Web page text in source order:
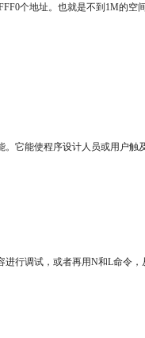
个地址。也就是不到1M的空间
它能使程序设计人员或用户触
行调试，或者再用N和L命令